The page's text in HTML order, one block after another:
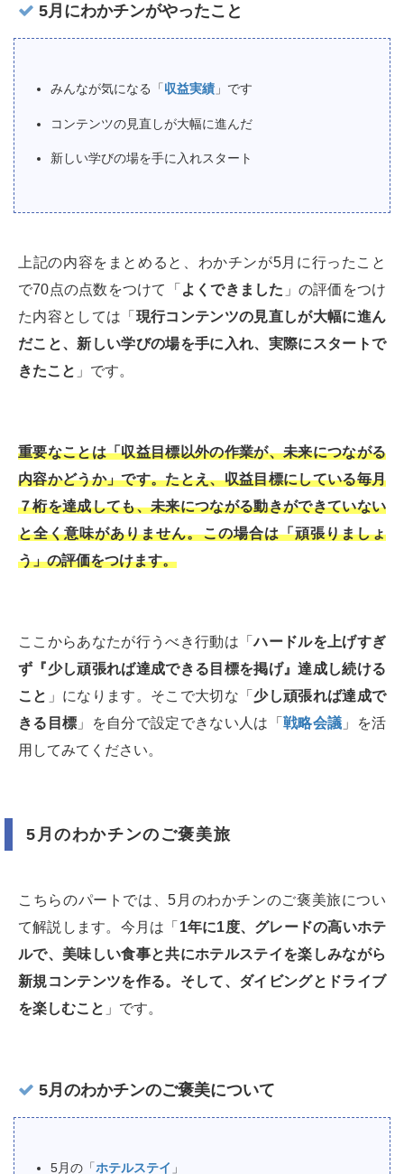
5月にわかチンがやったこと
みんなが気になる「収益実績 」です
コンテンツの見直しが大幅に進んだ
新しい学びの場を手に入れスタート
上記の内容をまとめると、わかチンが5月に行ったこと
で70点の点数をつけて「 よくできました 」の評価をつけ
た内容としては「 現行コンテンツの見直しが大幅に進ん
だこと、新しい学びの場を手に入れ、実際にスタートで
きたこと 」です。
重要なことは「収益目標以外の作業が、未来につながる
内容かどうか」です。たとえ、収益目標にしている毎月
７桁を達成しても、未来につながる動きができていない
と全く意味がありません。この場合は「頑張りましょ
う」の評価をつけます。
ここからあなたが行うべき行動は「ハードルを上げすぎ
ず『少し頑張れば達成できる目標を掲げ』達成し続ける
こと 」になります。そこで大切な「 少し頑張れば達成で
きる目標 」を自分で設定できない人は「戦略会議 」を活
用してみてください。
5月のわかチンのご褒美旅
こちらのパートでは、5月のわかチンのご褒美旅につい
て解説します。今月は「 1年に1度、グレードの高いホテ
ルで、美味しい食事と共にホテルステイを楽しみながら
新規コンテンツを作る。そして、ダイビングとドライブ
を楽しむこと 」です。
5月のわかチンのご褒美について
5月の「ホテルステイ 」